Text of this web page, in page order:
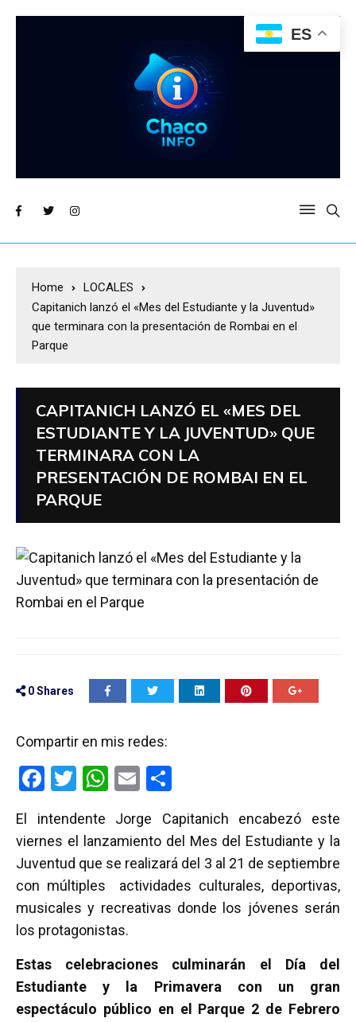
Home
LOCALES
Capitanich lanzó el «Mes del Estudiante y la Juventud»
que terminara con la presentación de Rombai en el
Parque
CAPITANICH LANZÓ EL «MES DEL
ESTUDIANTE Y LA JUVENTUD» QUE
TERMINARA CON LA
PRESENTACIÓN DE ROMBAI EN EL
PARQUE
0Shares
Compartir en mis redes:
F
ce
b
o
o
k
T
tt
er
W
at
s
A
p
p
E
ail m
p
ar
tir
El intendente Jorge Capitanich encabezó este
viernes el lanzamiento del Mes del Estudiante y la
Juventud que se realizará del 3 al 21 de septiembre
con múltiples actividades culturales, deportivas,
musicales y recreativas donde los jóvenes serán
los protagonistas.
Estas celebraciones culminarán el Día del
Estudiante y la Primavera con un gran
espectáculo público en el Parque 2 de Febrero
ES